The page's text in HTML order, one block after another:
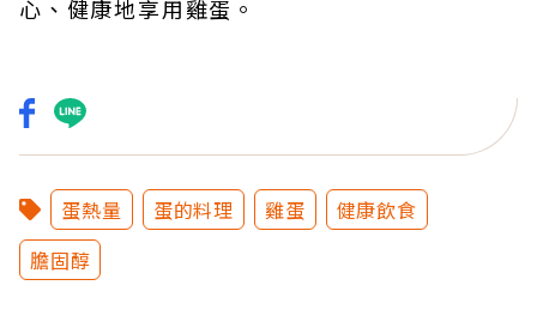
心、健康地享用雞蛋。
蛋熱量 蛋的料理 雞蛋
健康飲食
膽固醇